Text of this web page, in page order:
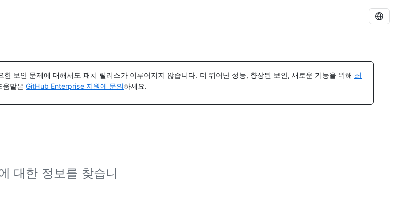
한 보안 문제에 대해서도 패치 릴리스가 이루어지지 않습니다. 더 뛰어난 성능, 향상된 보안, 새로운 기능을 위해 최
움말은 GitHub Enterprise 지원에 문의하세요.
대한 정보를 찾습니